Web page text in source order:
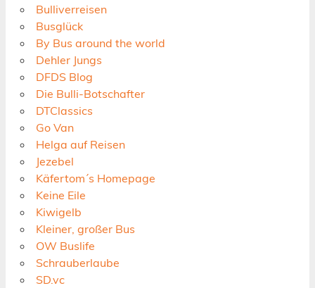
Bulliverreisen
Busglück
By Bus around the world
Dehler Jungs
DFDS Blog
Die Bulli-Botschafter
DTClassics
Go Van
Helga auf Reisen
Jezebel
Käfertom´s Homepage
Keine Eile
Kiwigelb
Kleiner, großer Bus
OW Buslife
Schrauberlaube
SD.vc